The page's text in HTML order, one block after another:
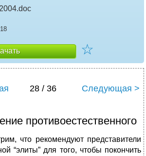
.doc
☆
28 / 36 Следующая >
противоестественного
что рекомендуют представители
“элиты” для того, чтобы покончить